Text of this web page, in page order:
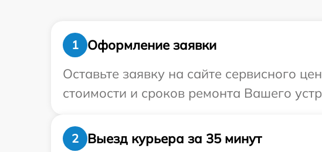
1
Оформление заявки
Оставьте заявку на сайте сервисного
стоимости и сроков ремонта Вашего
2
Выезд курьера за 35 минут